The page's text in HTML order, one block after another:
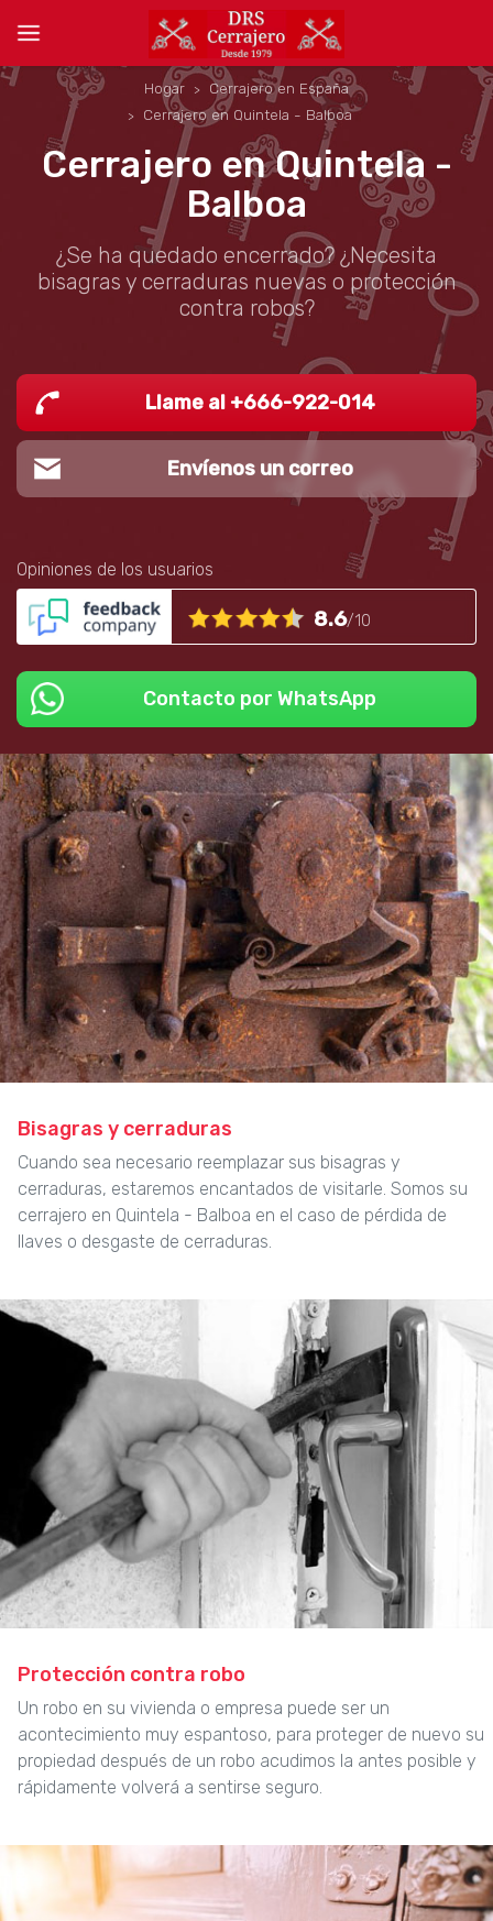
Hogar
Cerrajero en España
Cerrajero en Quintela - Balboa
Cerrajero en Quintela -
Balboa
¿Se ha quedado encerrado? ¿Necesita
bisagras y cerraduras nuevas o protección
contra robos?
Llame al +666-922-014
Envíenos un correo
Opiniones de los usuarios
8.6/10
Contacto por WhatsApp
Bisagras y cerraduras
Cuando sea necesario reemplazar sus bisagras y
cerraduras, estaremos encantados de visitarle. Somos su
cerrajero en Quintela - Balboa en el caso de pérdida de
llaves o desgaste de cerraduras.
Protección contra robo
Un robo en su vivienda o empresa puede ser un
acontecimiento muy espantoso, para proteger de nuevo su
propiedad después de un robo acudimos la antes posible y
rápidamente volverá a sentirse seguro.